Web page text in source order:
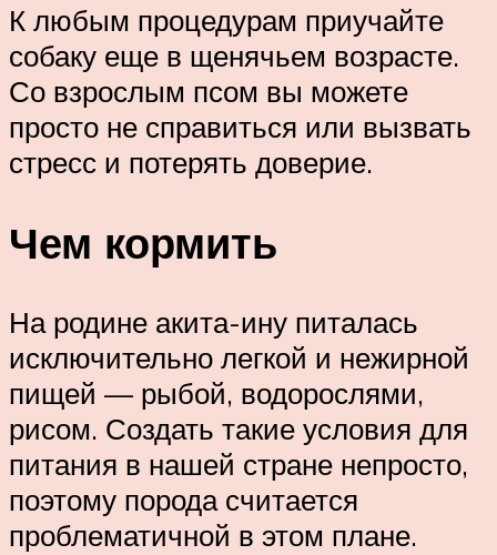
К любым процедурам приучайте
собаку еще в щенячьем возрасте.
Со взрослым псом вы можете
просто не справиться или вызвать
стресс и потерять доверие.
Чем кормить
На родине акита-ину питалась
исключительно легкой и нежирной
пищей — рыбой, водорослями,
рисом. Создать такие условия для
питания в нашей стране непросто,
поэтому порода считается
проблематичной в этом плане.